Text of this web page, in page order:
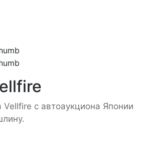
Vellfire с автоаукциона Японии